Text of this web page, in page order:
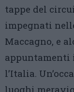
tappe del
impegnati
Maccagno, e
appuntamenti
l’Italia.
luoghi